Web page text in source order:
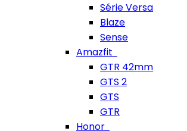
Série Versa
Blaze
Sense
Amazfit
GTR 42mm
GTS 2
GTS
GTR
Honor